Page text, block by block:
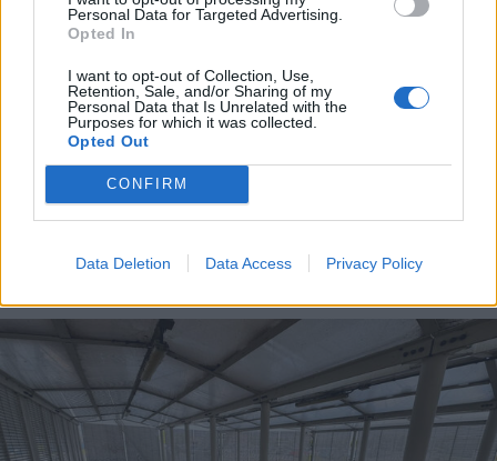
Personal Data for Targeted Advertising.
Opted In
I want to opt-out of Collection, Use,
Retention, Sale, and/or Sharing of my
Personal Data that Is Unrelated with the
Purposes for which it was collected.
Opted Out
CONFIRM
Data Deletion Data Access Privacy Policy
Realizzazione di una nuova
infrastruttura di
telecomunicazioni sul territorio